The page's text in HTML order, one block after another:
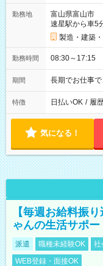
勤務地
富山県富山市
速星駅から車5
製造・建築
勤務時間 08:30～17:15
期間 長期でお仕事で
特徴 日払いOK / 履
気になる！
【毎週お給料振
ゃんの生活サポー
派遣 職種未経験OK 社
WEB登録・面接OK